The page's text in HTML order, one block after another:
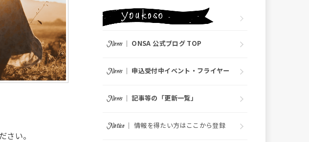
さい。
News ｜ ONSA 公式ブログ TOP
News ｜ 申込受付中イベント・フライヤー
News ｜記事等の「更新一覧」
Notice｜ 情報を得たい方はここから登録